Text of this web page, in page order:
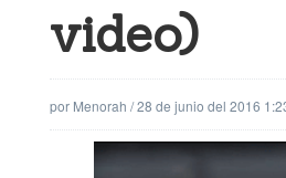
video)
por Menorah /28 de junio del 2016